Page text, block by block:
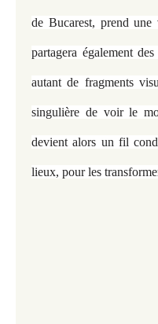
de Bucarest, prend une
partagera également
autant de fragments
singulière de voir le
devient alors un fil
lieux, pour les